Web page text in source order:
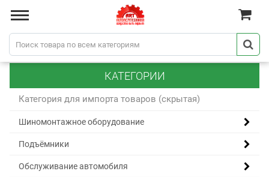
КАТЕГОРИИ
Категория для импорта товаров (скрытая)
Шиномонтажное оборудование
Подъёмники
Обслуживание автомобиля